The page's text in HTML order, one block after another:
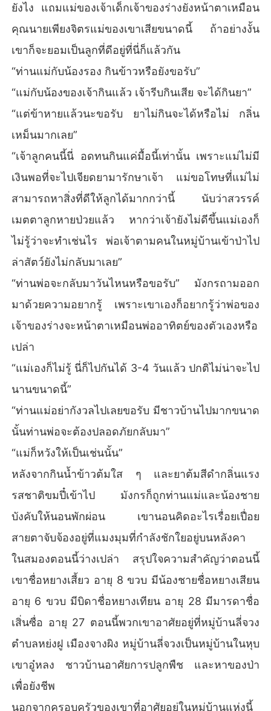
ยังไง แถมแม่ของเจ้าเด็กเจ้าของร่างยังหน้าตาเหมือน
คุณนายเพียงจิตรแม่ของเขาเสียขนาดนี้ ถ้าอย่างงั้น
เขาก็จะยอมเป็นลูกที่ดีอยู่ที่นี่ก็แล้วกัน
“ท่านแม่กับน้องรอง กินข้าวหรือยังขอรับ”
“แม่กับน้องของเจ้ากินแล้ว เจ้ารีบกินเสีย จะได้กินยา”
“แต่ข้าหายแล้วนะขอรับ ยาไม่กินจะได้หรือไม่ กลิ่น
เหม็นมากเลย”
“เจ้าลูกคนนี้นี่ อดทนกินแค่มื้อนี้เท่านั้น เพราะแม่ไม่มี
เงินพอที่จะไปเจียดยามารักษาเจ้า แม่ขอโทษที่แม่ไม่
สามารถหาสิ่งที่ดีให้ลูกได้มากกว่านี้ นับว่าสวรรค์
เมตตาลูกหายป่วยแล้ว หากว่าเจ้ายังไม่ดีขึ้นแม่เองก็
ไม่รู้ว่าจะทำเช่นไร พ่อเจ้าตามคนในหมู่บ้านเข้าป่าไป
ล่าสัตว์ยังไม่กลับมาเลย”
“ท่านพ่อจะกลับมาวันไหนหรือขอรับ” มังกรถามออก
มาด้วยความอยากรู้ เพราะเขาเองก็อยากรู้ว่าพ่อของ
เจ้าของร่างจะหน้าตาเหมือนพ่ออาทิตย์ของตัวเองหรือ
เปล่า
“แม่เองก็ไม่รู้ นี่ก็ไปกันได้ 3-4 วันแล้ว ปกติไม่น่าจะไป
นานขนาดนี้”
“ท่านแม่อย่ากังวลไปเลยขอรับ มีชาวบ้านไปมากขนาด
นั้นท่านพ่อจะต้องปลอดภัยกลับมา”
“แม่ก็หวังให้เป็นเช่นนั้น”
หลังจากกินน้ำข้าวต้มใส ๆ และยาต้มสีดำกลิ่นแรง
รสชาติขมปี๋เข้าไป มังกรก็ถูกท่านแม่และน้องชาย
บังคับให้นอนพักผ่อน เขานอนคิดอะไรเรื่อยเปื่อย
สายตาจับจ้องอยู่ที่แมงมุมที่กำลังชักใยอยู่บนหลังคา
ในสมองตอนนี้ว่างเปล่า สรุปใจความสำคัญว่าตอนนี้
เขาชื่อหยางเสี้ยว อายุ 8 ขวบ มีน้องชายชื่อหยางเสียน
อายุ 6 ขวบ มีบิดาชื่อหยางเทียน อายุ 28 มีมารดาชื่อ
เสิ่นซื่อ อายุ 27 ตอนนี้พวกเขาอาศัยอยู่ที่หมู่บ้านลี่จวง
ตำบลหย่งฝู เมืองจางผิง หมู่บ้านลี่จวงเป็นหมู่บ้านในหุบ
เขาอู๋หลง ชาวบ้านอาศัยการปลูกพืช และหาของป่า
เพื่อยังชีพ
นอกจากครอบครัวของเขาที่อาศัยอยู่ในหมู่บ้านแห่งนี้